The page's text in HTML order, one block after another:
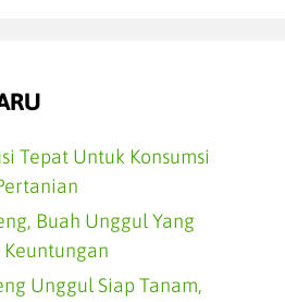
Tepat Untuk Konsumsi
Buah Unggul Yang
Unggul Siap Tanam,